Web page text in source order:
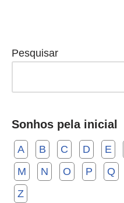
Pesquisar
Sonhos pela inicial
A B C D E
M
N O P Q
Z